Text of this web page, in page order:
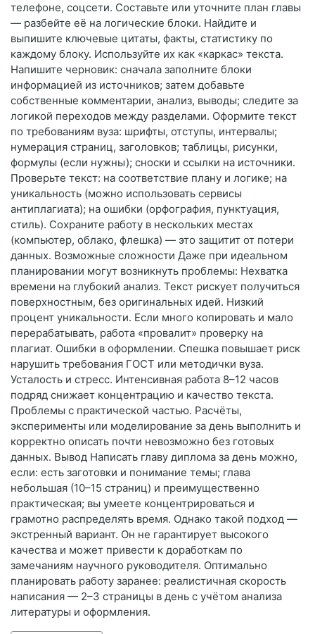
телефоне, соцсети. Составьте или уточните план главы
— разбейте её на логические блоки. Найдите и
выпишите ключевые цитаты, факты, статистику по
каждому блоку. Используйте их как «каркас» текста.
Напишите черновик: сначала заполните блоки
информацией из источников; затем добавьте
собственные комментарии, анализ, выводы; следите за
логикой переходов между разделами. Оформите текст
по требованиям вуза: шрифты, отступы, интервалы;
нумерация страниц, заголовков; таблицы, рисунки,
формулы (если нужны); сноски и ссылки на источники.
Проверьте текст: на соответствие плану и логике; на
уникальность (можно использовать сервисы
антиплагиата); на ошибки (орфография, пунктуация,
стиль). Сохраните работу в нескольких местах
(компьютер, облако, флешка) — это защитит от потери
данных. Возможные сложности Даже при идеальном
планировании могут возникнуть проблемы: Нехватка
времени на глубокий анализ. Текст рискует получиться
поверхностным, без оригинальных идей. Низкий
процент уникальности. Если много копировать и мало
перерабатывать, работа «провалит» проверку на
плагиат. Ошибки в оформлении. Спешка повышает риск
нарушить требования ГОСТ или методички вуза.
Усталость и стресс. Интенсивная работа 8–12 часов
подряд снижает концентрацию и качество текста.
Проблемы с практической частью. Расчёты,
эксперименты или моделирование за день выполнить и
корректно описать почти невозможно без готовых
данных. Вывод Написать главу диплома за день можно,
если: есть заготовки и понимание темы; глава
небольшая (10–15 страниц) и преимущественно
практическая; вы умеете концентрироваться и
грамотно распределять время. Однако такой подход —
экстренный вариант. Он не гарантирует высокого
качества и может привести к доработкам по
замечаниям научного руководителя. Оптимально
планировать работу заранее: реалистичная скорость
написания — 2–3 страницы в день с учётом анализа
литературы и оформления.